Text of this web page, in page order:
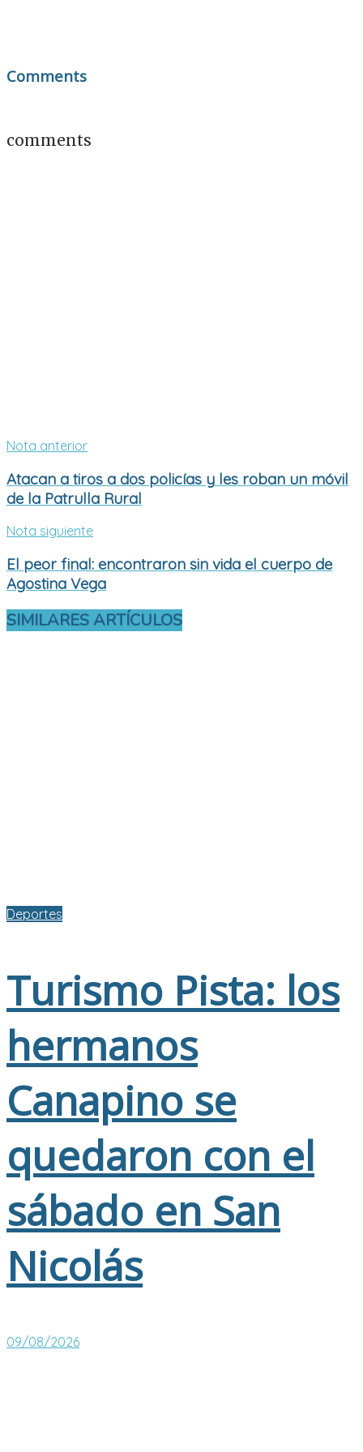
Comments
comments
Nota anterior
Atacan a tiros a dos policías y les roban un móvil
de la Patrulla Rural
Nota siguiente
El peor final: encontraron sin vida el cuerpo de
Agostina Vega
SIMILARES ARTÍCULOS
Deportes
Turismo Pista: los
hermanos
Canapino se
quedaron con el
sábado en San
Nicolás
09/08/2026